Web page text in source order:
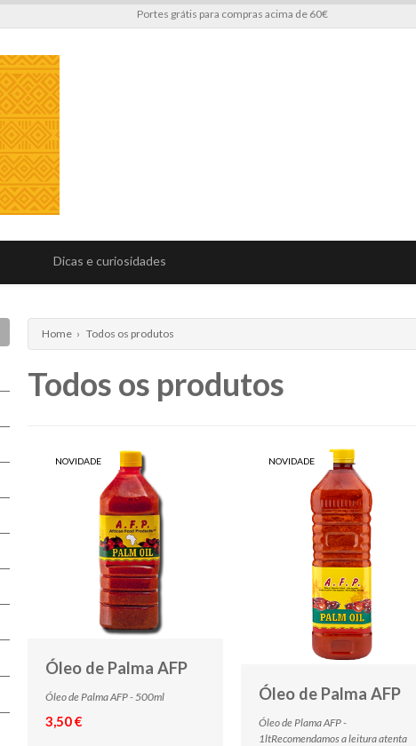
Portes grátis para compras acima de 60€
Dicas e curiosidades
Home › Todos os produtos
Todos os produtos
NOVIDADE
Óleo de Palma AFP
Óleo de Palma AFP - 500ml
3,50 €
NOVIDADE
Óleo de Palma AFP
Óleo de Plama AFP -
1ltRecomendamos a leitura atenta